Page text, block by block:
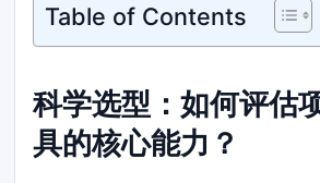
Table of Contents
科学选型：如何评估
具的核心能力？